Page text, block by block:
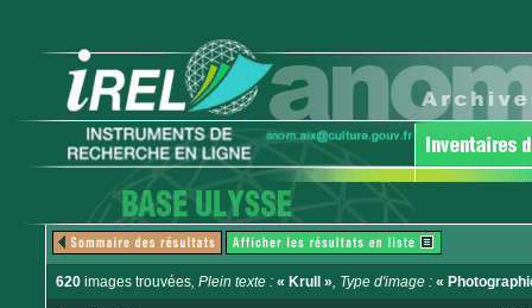
620 images trouvées, Plein texte : « Krull », Type d'image : «